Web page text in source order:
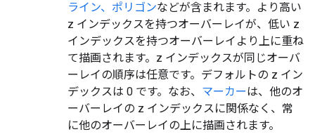
ライン、ポリゴンなどが含まれます。より高い
z インデックスを持つオーバーレイが、低い z
インデックスを持つオーバーレイより上に重ね
て描画されます。z インデックスが同じオーバ
ーレイの順序は任意です。デフォルトの z イン
デックスは 0 です。なお、 マーカーは、他のオ
ーバーレイの z インデックスに関係なく、常
に他のオーバーレイの上に描画されます。